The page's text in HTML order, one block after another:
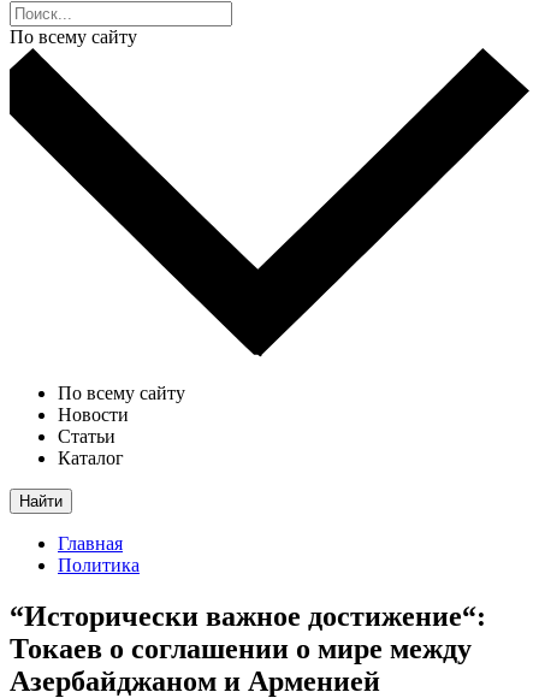
По всему сайту
По всему сайту
Новости
Статьи
Каталог
Найти
Главная
Политика
“Исторически важное достижение“:
Токаев о соглашении о мире между
Азербайджаном и Арменией